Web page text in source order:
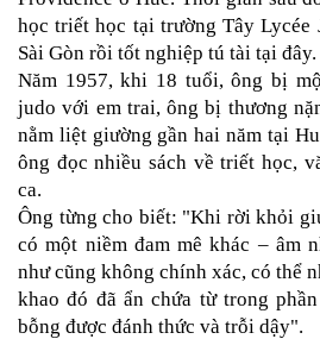
học triết học tại trường Tây Lycée
Sài Gòn rồi tốt nghiệp tú tài tại đây.
Năm 1957, khi 18 tuổi, ông bị
judo với em trai, ông bị thương
nằm liệt giường gần hai năm tại
ông đọc nhiều sách về triết học,
ca.
Ông từng cho biết: "Khi rời khỏi
có một niềm đam mê khác – âm
như cũng không chính xác, có thể
khao đó đã ẩn chứa từ trong
bỗng được đánh thức và trỗi dậy".